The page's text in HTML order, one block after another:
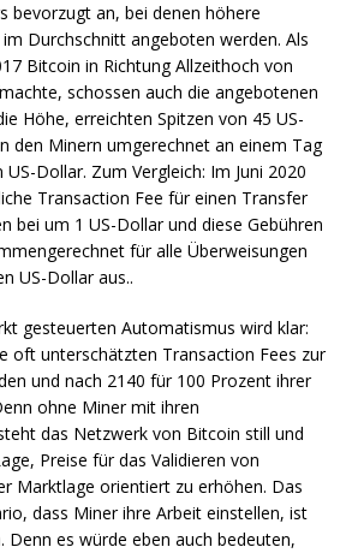
bevorzugt an, bei denen höhere
Durchschnitt angeboten werden. Als
Bitcoin in Richtung Allzeithoch von
schossen auch die angebotenen
Höhe, erreichten Spitzen von 45 US-
den Minern umgerechnet an einem Tag
Dollar. Zum Vergleich: Im Juni 2020
Transaction Fee für einen Transfer
bei um 1 US-Dollar und diese Gebühren
für alle Überweisungen
US-Dollar aus..
gesteuerten Automatismus wird klar:
oft unterschätzten Transaction Fees zur
und nach 2140 für 100 Prozent ihrer
ohne Miner mit ihren
das Netzwerk von Bitcoin still und
Preise für das Validieren von
Marktlage orientiert zu erhöhen. Das
dass Miner ihre Arbeit einstellen, ist
Denn es würde eben auch bedeuten,